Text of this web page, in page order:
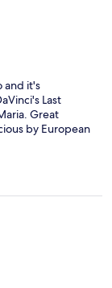
and it's
Last
Great
by European